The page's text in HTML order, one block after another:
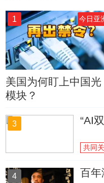
1 今日亚
美国为何盯上中国光
模块？
3 “AI
共同
4 百年